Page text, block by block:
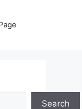
Search